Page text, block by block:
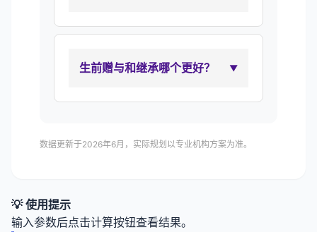
生前赠与和继承哪个更好？
数据更新于2026年6月，实际规划以专业机构方案为准。
💡 使用提示
输入参数后点击计算按钮查看结果。